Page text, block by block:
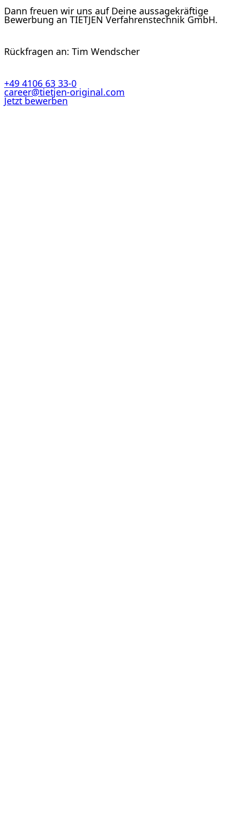
Dann freuen wir uns auf Deine aussagekräftige
Bewerbung an TIETJEN Verfahrenstechnik GmbH.
Rückfragen an: Tim Wendscher
+49 4106 63 33-0
career@tietjen-original.com
Jetzt bewerben